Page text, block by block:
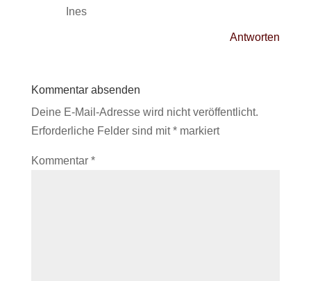
Ines
Antworten
Kommentar absenden
Deine E-Mail-Adresse wird nicht veröffentlicht.
Erforderliche Felder sind mit*markiert
Kommentar *